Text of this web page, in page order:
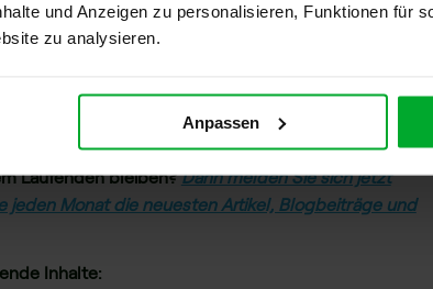
und Anzeigen zu personalisieren, Funktionen für
zu analysieren.
Anpassen
kostenlos.
aus.
angeben.
mitteilen? Schreiben Sie uns an: support@idgard.de
Laufenden bleiben?Dann melden Sie sich jetzt
Monat die neuesten Artikel, Blogbeiträge und
Inhalte: